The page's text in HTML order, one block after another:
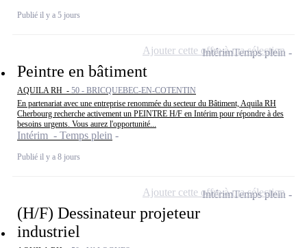
Publié il y a 5 jours
Peintre en bâtiment
AQUILA RH - 50 - BRICQUEBEC-EN-COTENTIN
En partenariat avec une entreprise renommée du secteur du Bâtiment, Aquila RH
Cherbourg recherche activement un PEINTRE H/F en Intérim pour répondre à des
besoins urgents. Vous aurez l'opportunité...
Intérim - Temps plein
Publié il y a 8 jours
IntérimTemps plein
Ajouter cette offre à ma sélection
(H/F) Dessinateur projeteur
industriel
IntérimTemps plein
Ajouter cette offre à ma sélection